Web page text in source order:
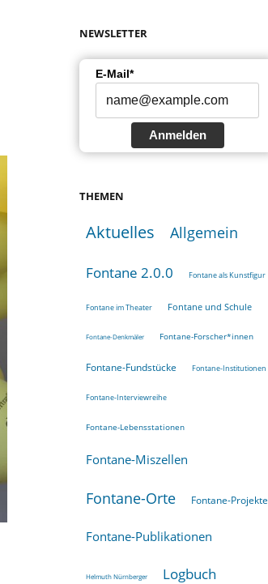
NEWSLETTER
E-Mail*
Anmelden
THEMEN
Aktuelles Allgemein
Fontane 2.0.0 Fontane als Kunstfigur
Fontane im Theater Fontane und Schule
Fontane-Denkmäler Fontane-Forscher*innen
Fontane-Fundstücke Fontane-Institutionen
Fontane-Interviewreihe
Fontane-Lebensstationen
Fontane-Miszellen
Fontane-Orte Fontane-Projekte
Fontane-Publikationen
Helmuth Nürnberger Logbuch